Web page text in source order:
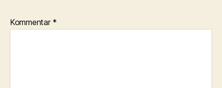
Kommentar *